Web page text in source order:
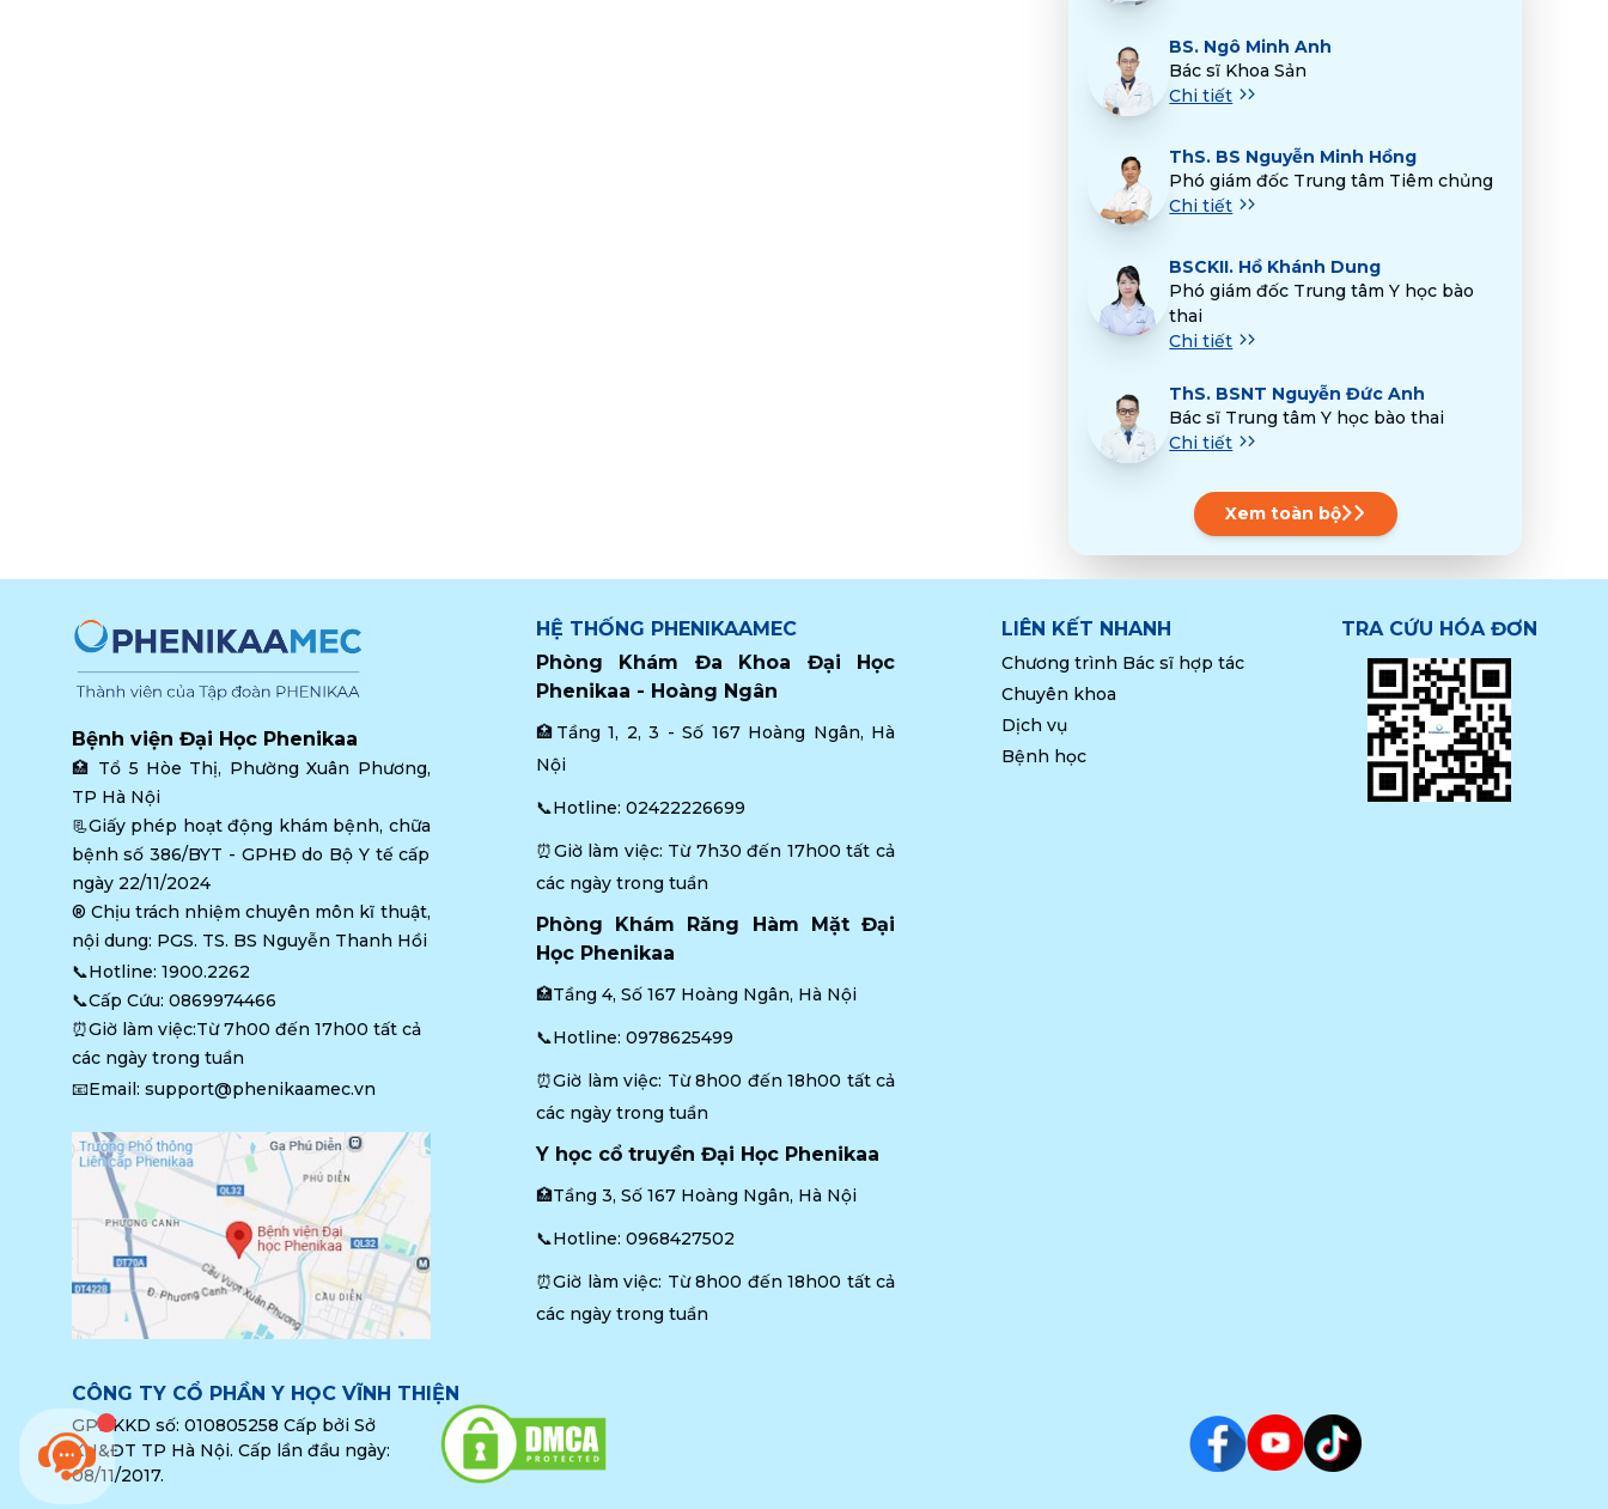
BS. Ngô Minh Anh
Bác sĩ Khoa Sản
Chi tiết
ThS. BS Nguyễn Minh Hồng
Phó giám đốc Trung tâm Tiêm chủng
Chi tiết
BSCKII. Hồ Khánh Dung
Phó giám đốc Trung tâm Y học bào
thai
Chi tiết
ThS. BSNT Nguyễn Đức Anh
Bác sĩ Trung tâm Y học bào thai
Chi tiết
Xem toàn bộ
Bệnh viện Đại Học Phenikaa
🏥 Tổ 5 Hòe Thị, Phường Xuân Phương,
TP Hà Nội
📃Giấy phép hoạt động khám bệnh, chữa
bệnh số 386/BYT - GPHĐ do Bộ Y tế cấp
ngày 22/11/2024
®️ Chịu trách nhiệm chuyên môn kĩ thuật,
nội dung: PGS. TS. BS Nguyễn Thanh Hồi
📞Hotline: 1900.2262
📞Cấp Cứu: 0869974466
⏰Giờ làm việc:Từ 7h00 đến 17h00 tất cả
các ngày trong tuần
📧Email: support@phenikaamec.vn
HỆ THỐNG PHENIKAAMEC
Phòng Khám Đa Khoa Đại Học
Phenikaa - Hoàng Ngân
🏥Tầng 1, 2, 3 - Số 167 Hoàng Ngân, Hà
Nội
📞Hotline: 02422226699
⏰Giờ làm việc: Từ 7h30 đến 17h00 tất cả
các ngày trong tuần
Phòng Khám Răng Hàm Mặt Đại
Học Phenikaa
🏥Tầng 4, Số 167 Hoàng Ngân, Hà Nội
📞Hotline: 0978625499
⏰Giờ làm việc: Từ 8h00 đến 18h00 tất cả
các ngày trong tuần
Y học cổ truyền Đại Học Phenikaa
🏥Tầng 3, Số 167 Hoàng Ngân, Hà Nội
📞Hotline: 0968427502
⏰Giờ làm việc: Từ 8h00 đến 18h00 tất cả
các ngày trong tuần
LIÊN KẾT NHANH
Chương trình Bác sĩ hợp tác
Chuyên khoa
Dịch vụ
Bệnh học
CÔNG TY CỔ PHẦN Y HỌC VĨNH THIỆN
GPĐKKD số: 010805258 Cấp bởi Sở
KH&ĐT TP Hà Nội. Cấp lần đầu ngày:
08/11/2017.
TRA CỨU HÓA ĐƠN